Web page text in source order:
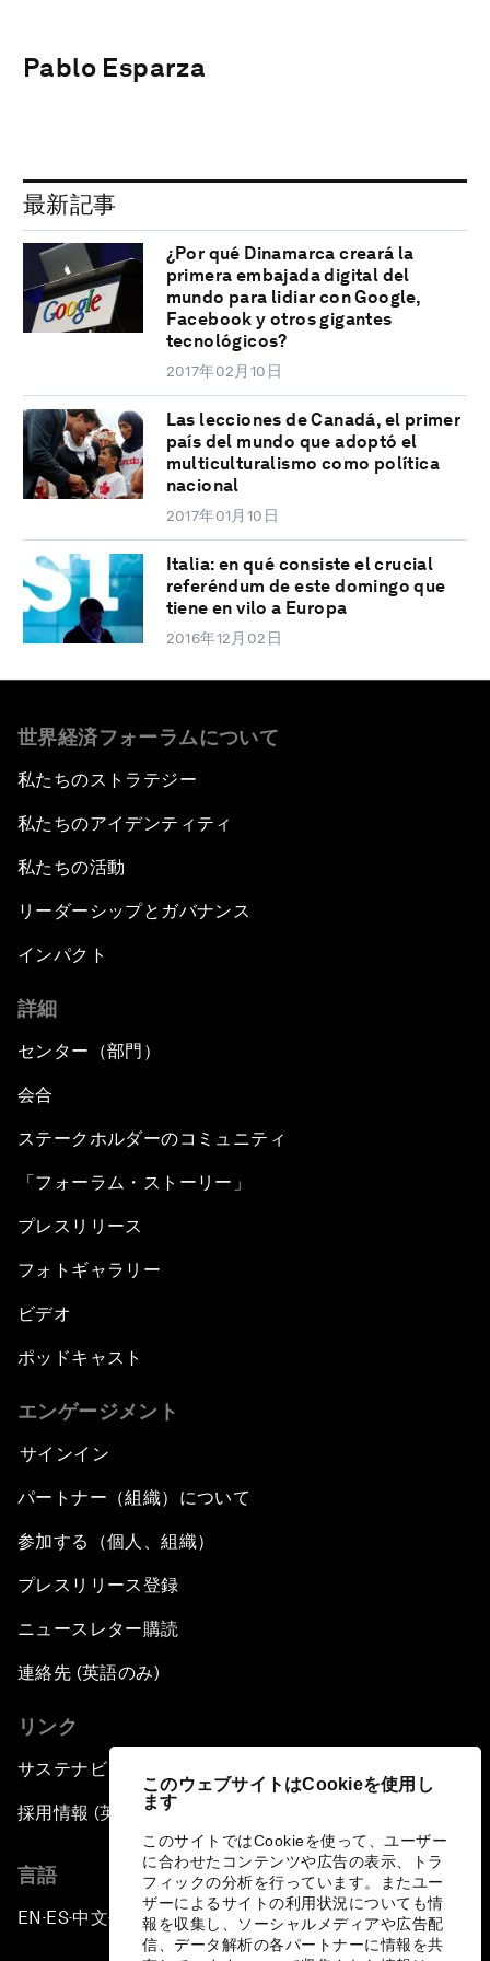
このウェブサイトはCookieを使用し
ます
このサイトではCookieを使って、ユーザー
に合わせたコンテンツや広告の表示、トラ
フィックの分析を行っています。またユー
ザーによるサイトの利用状況についても情
報を収集し、ソーシャルメディアや広告配
信、データ解析の各パートナーに情報を共
Pablo Esparza
最新記事
¿Por qué Dinamarca creará la
primera embajada digital del
mundo para lidiar con Google,
Facebook y otros gigantes
tecnológicos?
2017年02月10日
Las lecciones de Canadá, el primer
país del mundo que adoptó el
multiculturalismo como política
nacional
2017年01月10日
Italia: en qué consiste el crucial
referéndum de este domingo que
tiene en vilo a Europa
2016年12月02日
世界経済フォーラムについて
私たちのストラテジー
私たちのアイデンティティ
私たちの活動
リーダーシップとガバナンス
インパクト
詳細
センター（部門）
会合
ステークホルダーのコミュニティ
「フォーラム・ストーリー」
プレスリリース
フォトギャラリー
ビデオ
ポッドキャスト
エンゲージメント
サインイン
パートナー（組織）について
参加する（個人、組織）
プレスリリース登録
ニュースレター購読
連絡先 (英語のみ)
リンク
サステナビリティへの取り組み
採用情報 (英語のみ)
言語
EN ▪ ES▪中文▪ 日本語